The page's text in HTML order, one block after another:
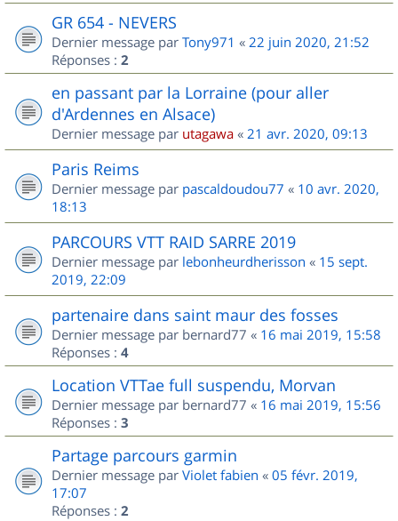
GR 654 - NEVERS
Dernier message par Tony971 « 22 juin 2020, 21:52
Réponses : 2
en passant par la Lorraine (pour aller
d'Ardennes en Alsace)
Dernier message par utagawa « 21 avr. 2020, 09:13
Paris Reims
Dernier message par pascaldoudou77 « 10 avr. 2020,
18:13
PARCOURS VTT RAID SARRE 2019
Dernier message par lebonheurdherisson « 15 sept.
2019, 22:09
partenaire dans saint maur des fosses
Dernier message par bernard77 « 16 mai 2019, 15:58
Réponses : 4
Location VTTae full suspendu, Morvan
Dernier message par bernard77 « 16 mai 2019, 15:56
Réponses : 3
Partage parcours garmin
Dernier message par Violet fabien « 05 févr. 2019,
17:07
Réponses : 2